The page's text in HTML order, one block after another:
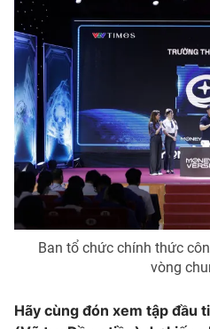
Ban tổ chức chính thức
vòng
Hãy cùng đón xem tập đầu